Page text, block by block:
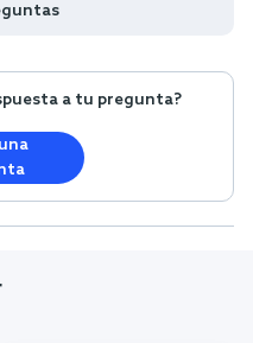
a tu pregunta?